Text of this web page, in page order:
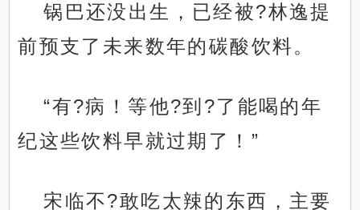
锅巴还没出生，已经被?林逸提
前预支了未来数年的碳酸饮料。
“有?病！等他?到?了能喝的年
纪这些饮料早就过期了！”
宋临不?敢吃太辣的东西，主要